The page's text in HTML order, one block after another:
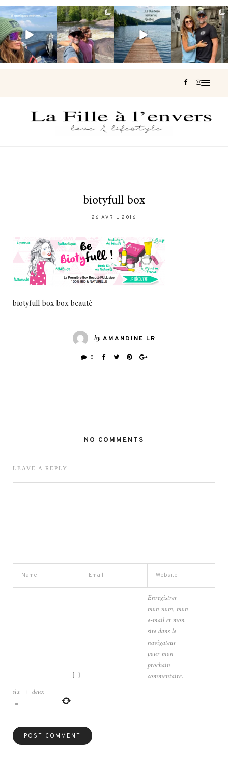
Voir une baleine
en photo, c’est
impressionnant
🐋...
Les Laurentides,
le Québec
version nature.
...
Et si je te disais
qu’il existe un
sentier où tu...
126 37
Montréal, une
très belle
surprise 🇨🇦
442
biotyfull box
26 AVRIL 2016
biotyfull box box beauté
by AMANDINE LR
0
NO COMMENTS
LEAVE A REPLY
Enregistrer
mon nom, mon
e-mail et mon
site dans le
navigateur
pour mon
prochain
commentaire.
six + deux
=